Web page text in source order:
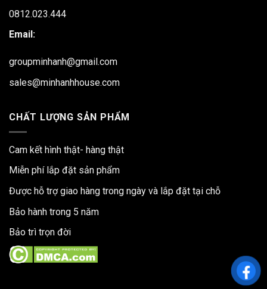
0812.023.444
Email:
groupminhanh@gmail.com
sales@minhanhhouse.com
CHẤT LƯỢNG SẢN PHẨM
Cam kết hình thật- hàng thật
Miễn phí lắp đặt sản phẩm
Được hỗ trợ giao hàng trong ngày và lắp đặt tại chỗ
Bảo hành trong 5 năm
Bảo trì trọn đời